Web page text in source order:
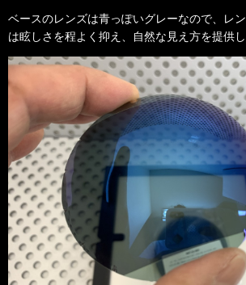
ベースのレンズは青っぽいグレーなので、レ
は眩しさを程よく抑え、自然な見え方を提供し